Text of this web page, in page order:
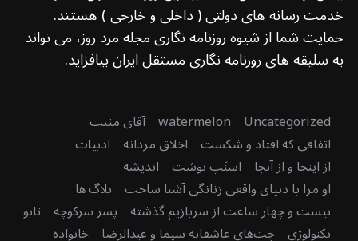
خدمت رسانه های دولتی ( داخلی و خارجی ) هستند.
حمایت شما از شیوه روزنامه نگاری مجله مرد روز، می تواند
به سلیقه های روزنامه نگاری مستقل ایران بیافزاید.
Uncategorized
watermelon آقای مثبت
اتفاقی که افتاد و شکست اخلاق مردانه ادبیات
از اینجا و از آنجا اسنَپ نوشت اندیشه
او مرا با دنیای واقعی زنانگی آشنا ساخت بلاگ ها
بیست و چهار ساعت از سربازیم گذشته پسر سرکوچه تابو
تکنولوژی چت‌های عاشقانه سیما و عبدالرضا خانواده